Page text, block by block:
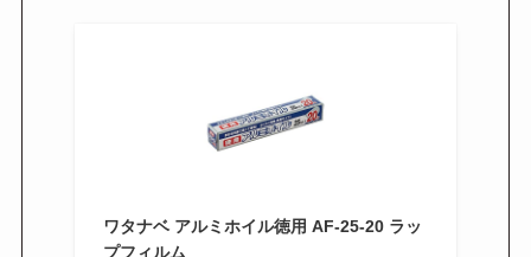
ワタナベ アルミホイル徳用 AF-25-20 ラッ
プフィルム